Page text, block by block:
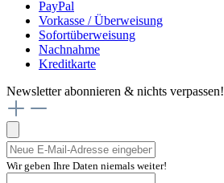
PayPal
Vorkasse / Überweisung
Sofortüberweisung
Nachnahme
Kreditkarte
Newsletter abonnieren & nichts verpassen!
Wir geben Ihre Daten niemals weiter!